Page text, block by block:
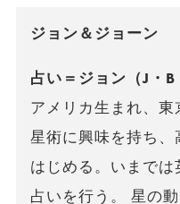
ジョン＆ジョーン
占い＝ジョン（J・B
アメリカ生まれ、
星術に興味を持ち
はじめる。いまで
占いを行う。 星の